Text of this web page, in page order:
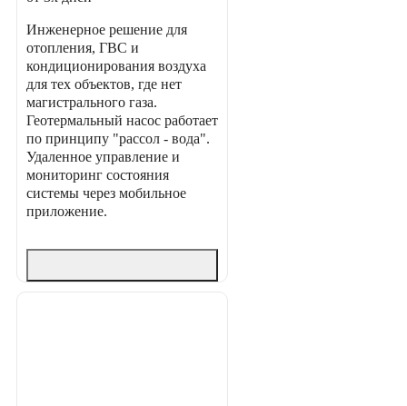
Инженерное решение для
отопления, ГВС и
кондиционирования воздуха
для тех объектов, где нет
магистрального газа.
Геотермальный насос работает
по принципу "рассол - вода".
Удаленное управление и
мониторинг состояния
системы через мобильное
приложение.